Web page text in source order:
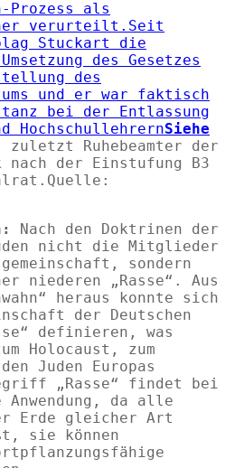
Prozess als
verurteilt.Seit
Stuckart die
des Gesetzes
des
und er war faktisch
bei der Entlassung
HochschullehrernSiehe
zuletzt Ruhebeamter der
nach der Einstufung B3
Quelle:
Nach den Doktrinen der
nicht die Mitglieder
sondern
niederen
Rasse
. Aus
heraus konnte sich
der Deutschen
definieren, was
Holocaust, zum
Juden Europas
Rasse
findet bei
Anwendung, da alle
Erde gleicher Art
sie können